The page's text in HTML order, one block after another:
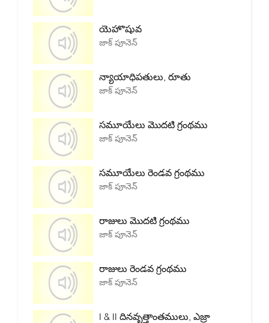
యెహొషువ
జాక్ పూనెన్
న్యాయాధిపతులు, రూతు
జాక్ పూనెన్
సమూయేలు మొదటి గ్రంథము
జాక్ పూనెన్
సమూయేలు రెండవ గ్రంథము
జాక్ పూనెన్
రాజులు మొదటి గ్రంథము
జాక్ పూనెన్
రాజులు రెండవ గ్రంథము
జాక్ పూనెన్
I & II దినవృత్తాంతములు, ఎజ్రా